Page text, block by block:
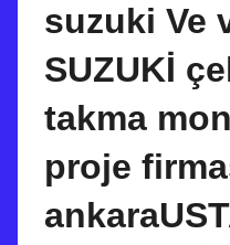
suzuki Ve
SUZUKİ
takma
proje